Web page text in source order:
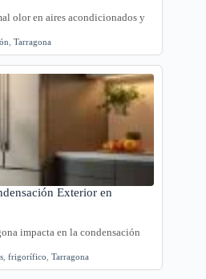
olor en aires acondicionados y
Tarragona
Exterior en
impacta en la condensación
frigorífico Tarragona